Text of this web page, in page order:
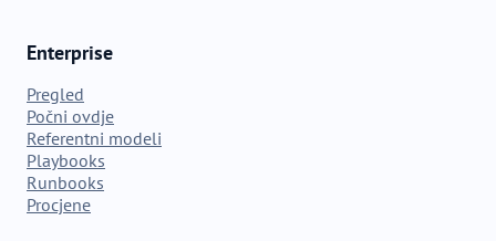
Enterprise
Pregled
Počni ovdje
Referentni modeli
Playbooks
Runbooks
Procjene